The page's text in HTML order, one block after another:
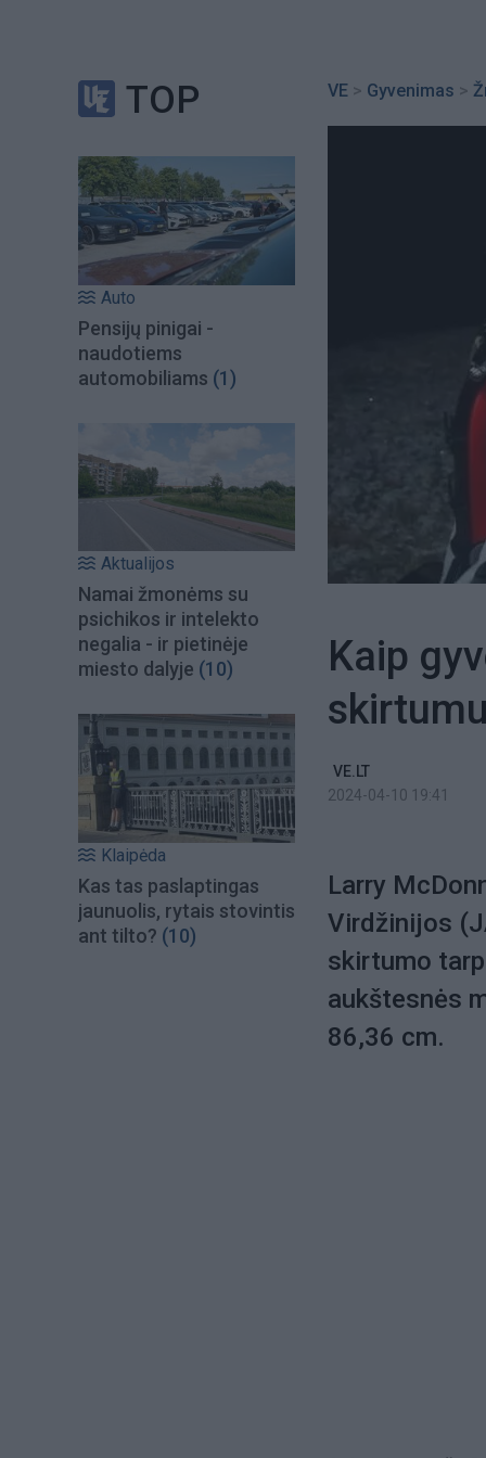
TOP
Auto
Pensijų pinigai -
naudotiems
automobiliams (1)
Aktualijos
Namai žmonėms su
psichikos ir intelekto
negalia - ir pietinėje
miesto dalyje (10)
Klaipėda
Kas tas paslaptingas
jaunuolis, rytais stovintis
ant tilto? (10)
VE > Gyvenimas >
Kaip
VE.LT
2024-04-10 19:41
Larry
Virdžinijos
skirtumo
aukštesnės
86,36 cm.